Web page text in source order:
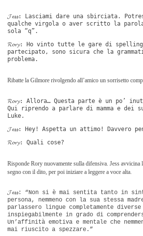
𝓙𝓮𝓼𝓼: Lasciami dare una sbirciata.
qualche virgola o aver scritto la parola
sola “q”.
𝓡𝓸𝓻𝔂: Ho vinto tutte le gare di
partecipato, sono sicura che la
problema.
Ribatte la Gilmore rivolgendo all’amico un sorrisetto
𝓡𝓸𝓻𝔂: Allora… Questa parte è un po’
Qui riprendo a parlare di mamma e dei
Luke.
𝓙𝓮𝓼𝓼: Hey! Aspetta un attimo! Davvero
𝓡𝓸𝓻𝔂: Quali cose?
Risponde Rory nuovamente sulla difensiva. Jess avvicina
segno con il dito, per poi iniziare a leggere a voce alta.
𝓙𝓮𝓼𝓼: “Non si è mai sentita tanto in
persona, nemmeno con la sua stessa
parlassero lingue completamente diverse
inspiegabilmente in grado di
Un’affinità emotiva e mentale che
mai riuscito a spezzare.”